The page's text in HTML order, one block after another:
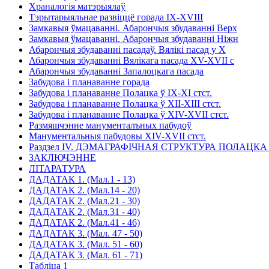
Храналогiя матэрыялаў
Тэрытарыяльнае развiццё горада IX-XVIII
Замкавыя ўмацаваннi. Абарончыя збудаваннi Верх
Замкавыя ўмацаваннi. Абарончыя збудаваннi Нiжн
Абарончыя збудаваннi пасадаў. Вялiкi пасад у X
Абарончыя збудаваннi Вялiкага пасада XV-XVII с
Абарончыя збудаваннi Запалоцкага пасада
Забудова i планаванне горада
Забудова i планаванне Полацка ў IX-XI стст.
Забудова i планаванне Полацка ў ХII-ХIII стст.
Забудова i планаванне Полацка ў XIV-XVII стст.
Размяшчэнне манументалъных пабудоў
Манументальныя пабудовы XIV-XVII стст.
Раздзел IV. ДЭМАГРАФIЧНАЯ СТРУКТУРА ПОЛАЦКА
ЗАКЛЮЧЭННЕ
ЛIТАРАТУРА
ДАДАТАК 1. (Мал.1 - 13)
ДАДАТАК 2. (Мал.14 - 20)
ДАДАТАК 2. (Мал.21 - 30)
ДАДАТАК 2. (Мал.31 - 40)
ДАДАТАК 2. (Мал.41 - 46)
ДАДАТАК 3. (Мал. 47 - 50)
ДАДАТАК 3. (Мал. 51 - 60)
ДАДАТАК 3. (Мал. 61 - 71)
Таблiца 1